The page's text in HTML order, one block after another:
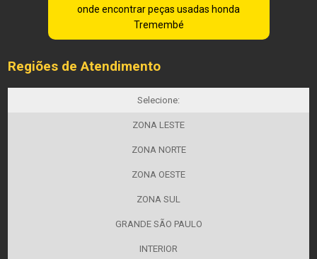
onde encontrar peças usadas honda
Tremembé
Regiões de Atendimento
Selecione:
ZONA LESTE
ZONA NORTE
ZONA OESTE
ZONA SUL
GRANDE SÃO PAULO
INTERIOR